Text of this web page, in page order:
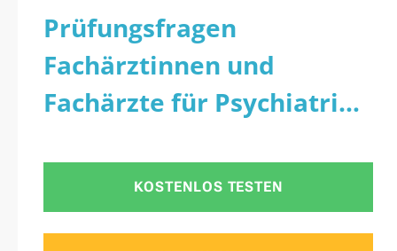
aktualisiertes
Prüfungsfragen
Fachärztinnen und
Fachärzte für
Psychiatrie und
Prüfungsfragen
Fachärztinnen und
Fachärzte für Psychiatrie
Medizin Land Kärnten -
PDF
KOSTENLOS TESTEN